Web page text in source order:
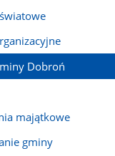
Dobroń
majątkowe
gminy